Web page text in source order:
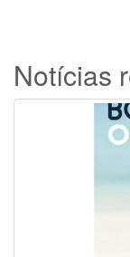
Notícias